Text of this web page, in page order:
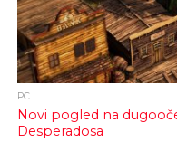
PC
Novi pogled na
Desperadosa